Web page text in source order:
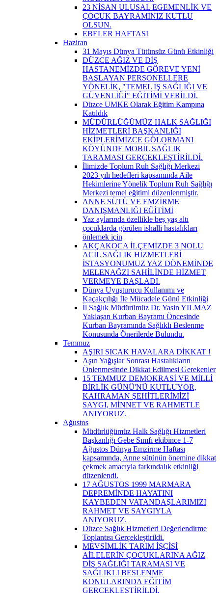
23 NİSAN ULUSAL EGEMENLİK VE
ÇOCUK BAYRAMINIZ KUTLU
OLSUN.
EBELER HAFTASI
Haziran
31 Mayıs Dünya Tütünsüz Günü Etkinliği
DÜZCE AĞIZ VE DİŞ
HASTANEMİZDE GÖREVE YENİ
BAŞLAYAN PERSONELLERE
YÖNELİK, "TEMEL İŞ SAĞLIĞI VE
GÜVENLİĞİ" EĞİTİMİ VERİLDİ.
Düzce UMKE Olarak Eğitim Kampına
Katıldık
MÜDÜRLÜĞÜMÜZ HALK SAĞLIĞI
HİZMETLERİ BAŞKANLIĞI
EKİPLERİMİZCE GÖLORMANI
KÖYÜNDE MOBİL SAĞLIK
TARAMASI GERÇEKLEŞTİRİLDİ.
İlimizde Toplum Ruh Sağlığı Merkezi
2023 yılı hedefleri kapsamında Aile
Hekimlerine Yönelik Toplum Ruh Sağlığı
Merkezi temel eğitimi düzenlenmiştir.
ANNE SÜTÜ VE EMZİRME
DANIŞMANLIĞI EĞİTİMİ
Yaz aylarında özellikle beş yaş altı
çocuklarda görülen ishalli hastalıkları
önlemek için
AKÇAKOCA İLÇEMİZDE 3 NOLU
ACİL SAĞLIK HİZMETLERİ
İSTASYONUMUZ YAZ DÖNEMİNDE
MELENAĞZI SAHİLİNDE HİZMET
VERMEYE BAŞLADI.
Dünya Uyuşturucu Kullanımı ve
Kaçakçılığı İle Mücadele Günü Etkinliği
İl Sağlık Müdürümüz Dr. Yasin YILMAZ
Yaklaşan Kurban Bayramı Öncesinde
Kurban Bayramında Sağlıklı Beslenme
Konusunda Önerilerde Bulundu.
Temmuz
AŞIRI SICAK HAVALARA DİKKAT !
Aşırı Yağışlar Sonrası Hastalıkların
Önlenmesinde Dikkat Edilmesi Gerekenler
15 TEMMUZ DEMOKRASİ VE MİLLİ
BİRLİK GÜNÜ'NÜ KUTLUYOR,
KAHRAMAN ŞEHİTLERİMİZİ
SAYGI, MİNNET VE RAHMETLE
ANIYORUZ.
Ağustos
Müdürlüğümüz Halk Sağlığı Hizmetleri
Başkanlığı Gebe Sınıfı ekibince 1-7
Ağustos Dünya Emzirme Haftası
kapsamında, Anne sütünün önemine dikkat
çekmek amacıyla farkındalık etkinliği
düzenlendi.
17 AĞUSTOS 1999 MARMARA
DEPREMİNDE HAYATINI
KAYBEDEN VATANDAŞLARIMIZI
RAHMET VE SAYGIYLA
ANIYORUZ.
Düzce Sağlık Hizmetleri Değerlendirme
Toplantısı Gerçekleştirildi.
MEVSİMLİK TARIM İŞÇİSİ
AİLELERİN ÇOCUKLARINA AĞIZ
DİŞ SAĞLIĞI TARAMASI VE
SAĞLIKLI BESLENME
KONULARINDA EĞİTİM
GERÇEKLEŞTİRİLDİ.